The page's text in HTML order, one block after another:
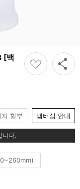
[백
자 할부 맴버십 안내
니다.